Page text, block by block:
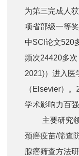
为第三完成人
项省部级一等
中SCI论文520
频次24420多
2021)）进入医
（Elsevier）
学术影响力百
主要研究
颈癌疫苗/筛查
腺癌筛查方法